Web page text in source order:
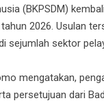
(BKPSDM)
2026. Usulan
sejumlah sektor
mengatakan,
persetujuan dari